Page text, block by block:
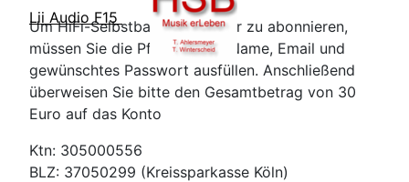
Lii Audio F15
Um HiFi-Selbstbau für ein Jahr zu abonnieren,
müssen Sie die Pflichtfelder: Name, Email und
gewünschtes Passwort ausfüllen. Anschließend
überweisen Sie bitte den Gesamtbetrag von 30
Euro auf das Konto
Ktn: 305000556
BLZ: 37050299 (Kreissparkasse Köln)